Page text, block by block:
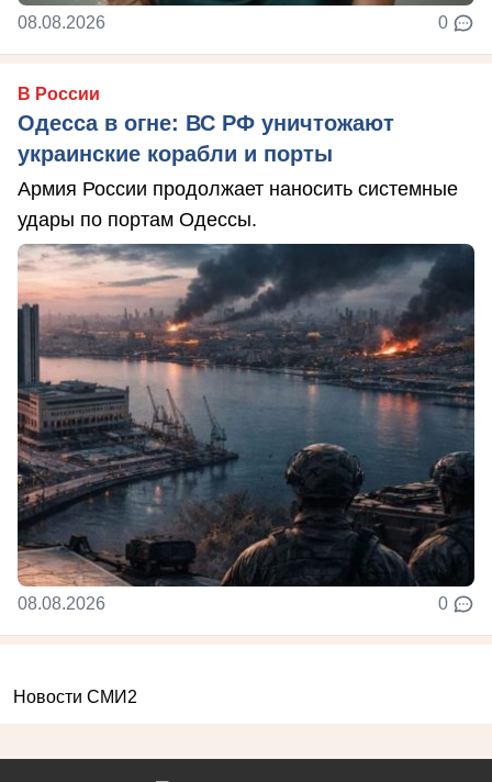
08.08.2026 0
В России
Одесса в огне: ВС РФ уничтожают
украинские корабли и порты
Армия России продолжает наносить системные
удары по портам Одессы.
08.08.2026 0
Новости СМИ2